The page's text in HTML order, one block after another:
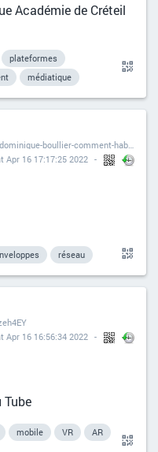
Académie de Créteil
plateformes
médiatique
Apr 16 17:17:25 2022
réseau
Apr 16 16:56:34 2022
Tube
mobile VR
AR